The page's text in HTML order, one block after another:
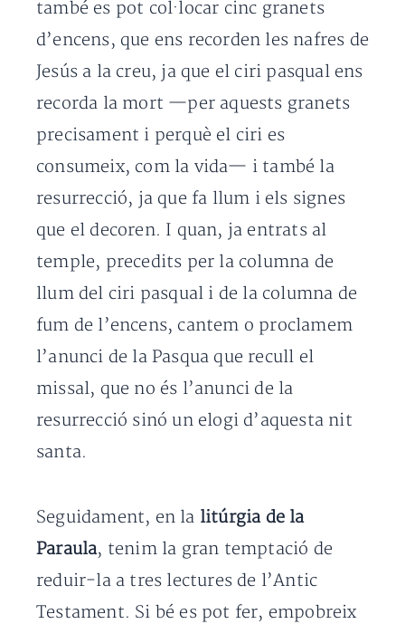
també es pot col·locar cinc granets
d’encens, que ens recorden les nafres de
Jesús a la creu, ja que el ciri pasqual ens
recorda la mort —per aquests granets
precisament i perquè el ciri es
consumeix, com la vida— i també la
resurrecció, ja que fa llum i els signes
que el decoren. I quan, ja entrats al
temple, precedits per la columna de
llum del ciri pasqual i de la columna de
fum de l’encens, cantem o proclamem
l’anunci de la Pasqua que recull el
missal, que no és l’anunci de la
resurrecció sinó un elogi d’aquesta nit
santa.
Seguidament, en la litúrgia de la
Paraula, tenim la gran temptació de
reduir-la a tres lectures de l’Antic
Testament. Si bé es pot fer, empobreix